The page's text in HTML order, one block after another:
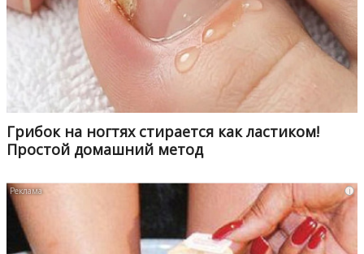
Грибок на ногтях стирается как ластиком!
Простой домашний метод
i